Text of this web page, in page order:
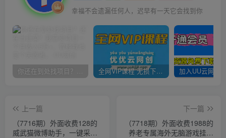
幸福不会遗漏任何人，迟早有一天它会找到你
你还在到处找项目？还在当韭菜？我靠卖项目一个月收入5万+，曾经我也是个失败者。 全网VIP课程 无损下载~
上一篇
（7716期）外面收费128的
威武猫微博助手，一键采集
下一篇
（7718期）外面收费1988的
养老专属海外无脑游戏挂机